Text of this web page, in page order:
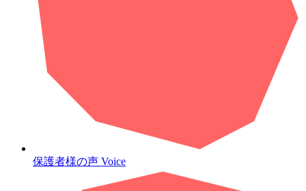
保護者様の声 Voice